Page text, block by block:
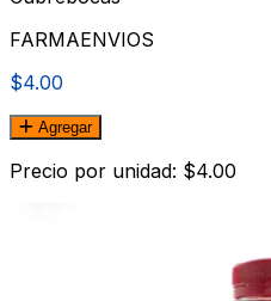
FARMAENVIOS
$4.00
Agregar
Precio por unidad: $4.00